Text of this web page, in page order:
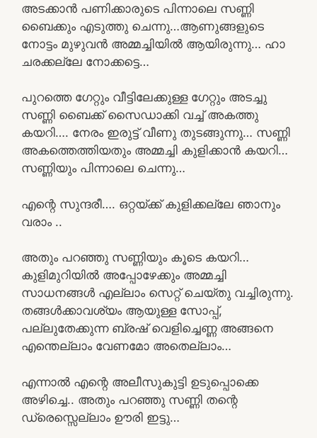
അടക്കാൻ പണിക്കാരുടെ പിന്നാലെ സണ്ണി
ബൈക്കും എടുത്തു ചെന്നു…ആണുങ്ങളുടെ
നോട്ടം മുഴുവൻ അമ്മച്ചിയിൽ ആയിരുന്നു… ഹാ
ചരക്കല്ലേ നോക്കട്ടെ…
പുറത്തെ ഗേറ്റും വീട്ടിലേക്കുള്ള ഗേറ്റും അടച്ചു
സണ്ണി ബൈക്ക് സൈഡാക്കി വച്ച് അകത്തു
കയറി…. നേരം ഇരുട്ട് വീണു തുടങ്ങുന്നു… സണ്ണി
അകത്തെത്തിയതും അമ്മച്ചി കുളിക്കാൻ കയറി…
സണ്ണിയും പിന്നാലെ ചെന്നു…
എന്റെ സുന്ദരീ…. ഒറ്റയ്ക്ക് കുളിക്കല്ലേ ഞാനും
വരാം ..
അതും പറഞ്ഞു സണ്ണിയും കൂടെ കയറി…
കുളിമുറിയിൽ അപ്പോഴേക്കും അമ്മച്ചി
സാധനങ്ങൾ എല്ലാം സെറ്റ് ചെയ്തു വച്ചിരുന്നു.
തങ്ങൾക്കാവശ്യം ആയുള്ള സോപ്പ്,
പല്ലുതേക്കുന്ന ബ്രഷ് വെളിച്ചെണ്ണ അങ്ങനെ
എന്തെല്ലാം വേണമോ അതെല്ലാം…
എന്നാൽ എന്റെ അലീസുകുട്ടി ഉടുപ്പൊക്കെ
അഴിച്ചെ.. അതും പറഞ്ഞു സണ്ണി തന്റെ
ഡ്രെസ്സെല്ലാം ഊരി ഇട്ടു…